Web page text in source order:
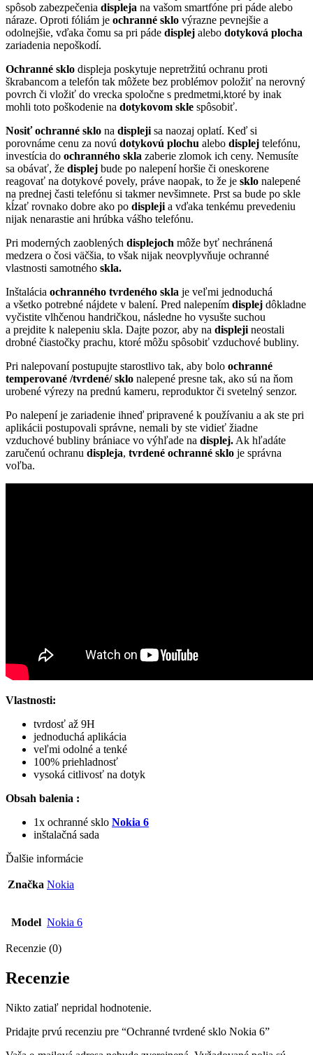
spôsob zabezpečenia displeja na vašom smartfóne pri páde alebo
náraze. Oproti fóliám je ochranné sklo výrazne pevnejšie a
odolnejšie, vďaka čomu sa pri páde displej alebo dotyková plocha
zariadenia nepoškodí.
Ochranné sklo displeja poskytuje nepretržitú ochranu proti
škrabancom a telefón tak môžete bez problémov položiť na nerovný
povrch či vložiť do vrecka spoločne s predmetmi,ktoré by inak
mohli toto poškodenie na dotykovom skle spôsobiť.
Nosiť ochranné sklo na displeji sa naozaj oplatí. Keď si
porovnáme cenu za novú dotykovú plochu alebo displej telefónu,
investícia do ochranného skla zaberie zlomok ich ceny. Nemusíte
sa obávať, že displej bude po nalepení horšie či oneskorene
reagovať na dotykové povely, práve naopak, to že je sklo nalepené
na prednej časti telefónu si takmer nevšimnete. Prst sa bude po skle
kĺzať rovnako dobre ako po displeji a vďaka tenkému prevedeniu
nijak nenarastie ani hrúbka vášho telefónu.
Pri moderných zaoblených displejoch môže byť nechránená
medzera o čosi väčšia, to však nijak neovplyvňuje ochranné
vlastnosti samotného skla.
Inštalácia ochranného tvrdeného skla je veľmi jednoduchá
a všetko potrebné nájdete v balení. Pred nalepením displej dôkladne
vyčistite vlhčenou handričkou, následne ho vysušte suchou
a prejdite k nalepeniu skla. Dajte pozor, aby na displeji neostali
drobné čiastočky prachu, ktoré môžu spôsobiť vzduchové bubliny.
Pri nalepovaní postupujte starostlivo tak, aby bolo ochranné
temperované /tvrdené/ sklo nalepené presne tak, ako sú na ňom
urobené výrezy na prednú kameru, reproduktor či svetelný senzor.
Po nalepení je zariadenie ihneď pripravené k používaniu a ak ste pri
aplikácii postupovali správne, nemali by ste vidieť žiadne
vzduchové bubliny brániace vo výhľade na displej. Ak hľadáte
zaručenú ochranu displeja, tvrdené ochranné sklo je správna
voľba.
Vlastnosti:
tvrdosť až 9H
jednoduchá aplikácia
veľmi odolné a tenké
100% priehladnosť
vysoká citlivosť na dotyk
Obsah balenia :
1x ochranné sklo Nokia 6
inštalačná sada
Ďalšie informácie
Značka Nokia
Model Nokia 6
Recenzie (0)
Recenzie
Nikto zatiaľ nepridal hodnotenie.
Pridajte prvú recenziu pre “Ochranné tvrdené sklo Nokia 6”